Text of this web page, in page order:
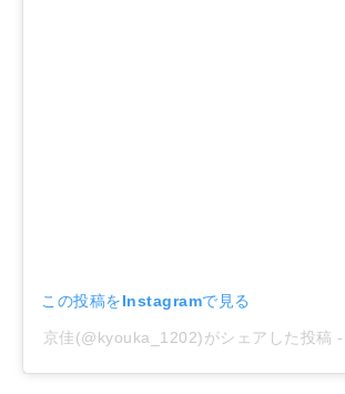
この投稿をInstagramで見る
京佳(@kyouka_1202)がシェアした投稿 -